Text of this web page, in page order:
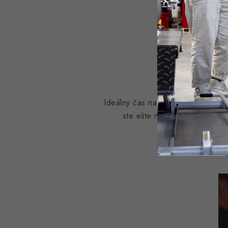
Ideálny čas nastarostlivosťo
ste ešte neprezuli, využite